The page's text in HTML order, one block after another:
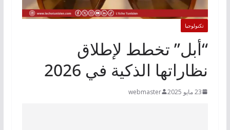
تكنولوجيا
“أبل” تخطط لإطلاق
نظاراتها الذكية في 2026
23 مايو 2025 webmaster